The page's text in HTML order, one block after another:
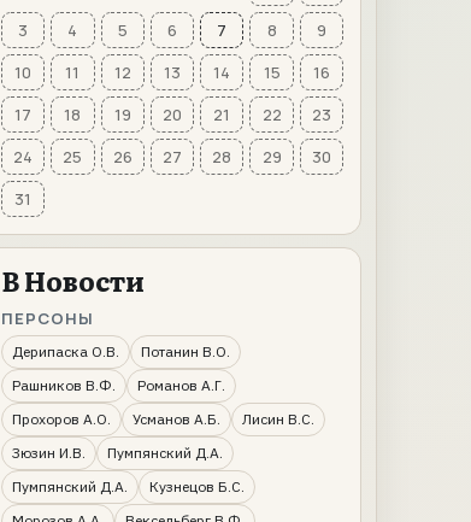
3
4 5 6 7 8
9
10
11 12 13 14 15
16
17
18 19 20 21 22
23
24
25 26 27 28 29
30
31
В Новости
ПЕРСОНЫ
Дерипаска О.В.
Потанин В.О.
Рашников В.Ф.
Романов А.Г.
Прохоров А.О.
Усманов А.Б.
Лисин В.С.
Зюзин И.В.
Пумпянский Д.А.
Пумпянский Д.А.
Кузнецов Б.С.